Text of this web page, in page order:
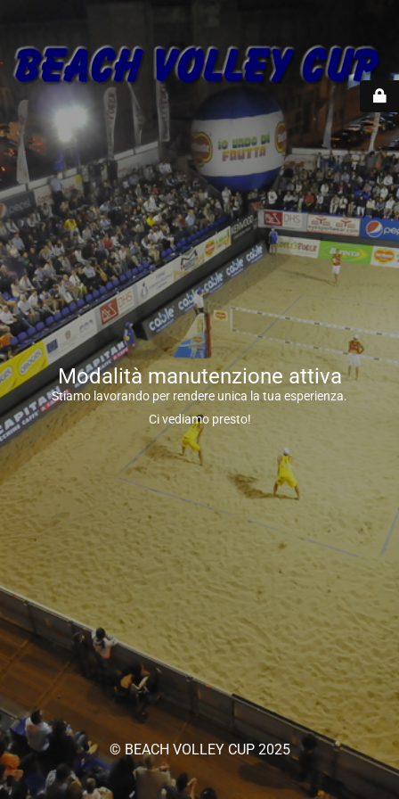
Modalità manutenzione attiva
Stiamo lavorando per rendere unica la tua esperienza.
Ci vediamo presto!
© BEACH VOLLEY CUP 2025